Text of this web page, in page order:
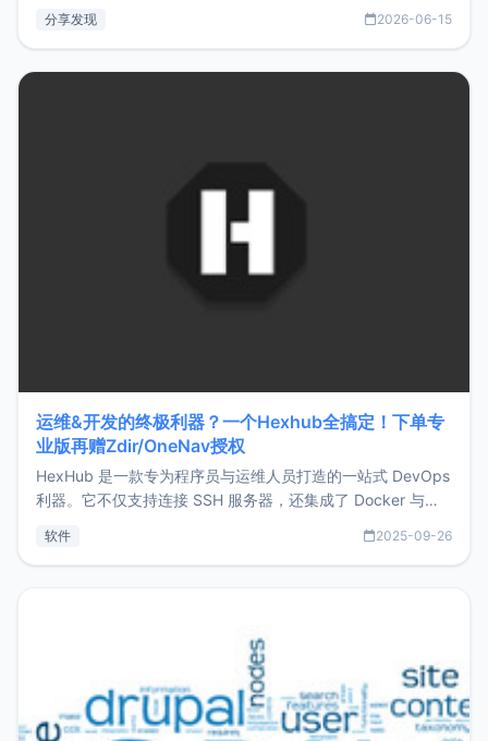
用，让管理更高效。ZMark官网地址：
分享发现 2026-06-15
运维&开发的终极利器？一个Hexhub全搞定！下单专
业版再赠Zdir/OneNav授权
HexHub 是一款专为程序员与运维人员打造的一站式 DevOps
利器。它不仅支持连接 SSH 服务器，还集成了 Docker 与常
件间频繁切换，仅凭 HexHub 即可同时搞定运维与数据库操
软件 2025-09-26